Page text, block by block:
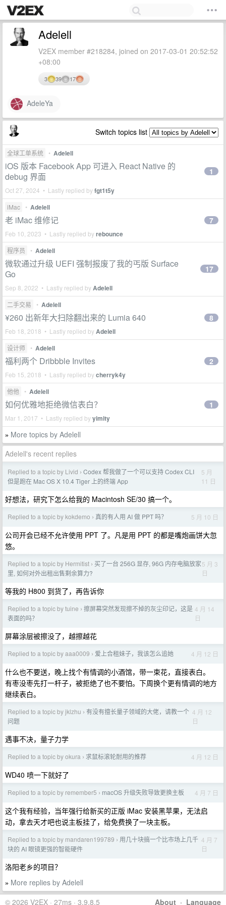
Adelell
V2EX member #218284, joined on 2017-03-01 20:52:52
+08:00
3 39 17
AdeleYa
Switch topics list
全球工单系统 • Adelell
iOS 版本 Facebook App 可进入 React Native 的
debug 界面
Oct 27, 2024 • Lastly replied byfgt1t5y
1
iMac • Adelell
老 iMac 维修记
Feb 10, 2023 • Lastly replied byrebounce
7
程序员 • Adelell
微软通过升级 UEFI 强制报废了我的丐版 Surface
Go
Sep 8, 2022 • Lastly replied byAdelell
17
二手交易 • Adelell
¥260 出新年大扫除翻出来的 Lumia 640
Feb 18, 2018 • Lastly replied byAdelell
8
设计师 • Adelell
福利两个 Dribbble Invites
Feb 15, 2018 • Lastly replied bycherryk4y
2
他他 • Adelell
如何优雅地拒绝微信表白？
Mar 1, 2017 • Lastly replied byyimity
1
» More topics by Adelell
Adelell's recent replies
Replied to a topic by Livid › Codex 帮我做了一个可以支持 Codex CLI
但是跑在 Mac OS X 10.4 Tiger 上的终端 App
5 月
11 日
好想法，研究下怎么给我的 Macintosh SE/30 搞一个。
Replied to a topic by kokdemo › 真的有人用 AI 做 PPT 吗？ 5 月 10 日
公司开会已经不允许使用 PPT 了。凡是用 PPT 的都是嘴炮画饼大忽
悠。
Replied to a topic by Hermitist › 买了一台 256G 显存, 96G 内存电脑放家
里, 如何对外出租出售剩余算力?
5 月 3
日
等我的 H800 到货了，再告诉你
Replied to a topic by tuine › 擦屏幕突然发现擦不掉的灰尘印记，这是
表面的吗？
4 月 14
日
屏幕涂层被擦没了，越擦越花
Replied to a topic by aaa0009 › 爱上合租妹子，我该怎么追她 4 月 12 日
什么也不要送，晚上找个有情调的小酒馆，带一束花，直接表白。
有枣没枣先打一杆子，被拒绝了也不要怕。下周换个更有情调的地方
继续表白。
Replied to a topic by jklzhu › 有没有擅长量子领域的大佬，请教一个
问题
4 月 12
日
遇事不决，量子力学
Replied to a topic by okura › 求鼠标滚轮耐用的推荐 4 月 12 日
WD40 喷一下就好了
Replied to a topic by remember5 › macOS 升级失败导致更换主板 4 月 7 日
这个我有经验，当年强行给新买的正版 iMac 安装黑苹果，无法启
动，拿去天才吧也说主板挂了，给免费换了一块主板。
Replied to a topic by mandaren199789 › 用几十块搞一个比市场上几千
块的 AI 眼镜更强的智能硬件
4 月 7
日
洛阳老乡的项目？
» More replies by Adelell
About · Language
© 2026 V2EX · 27ms · 3.9.8.5